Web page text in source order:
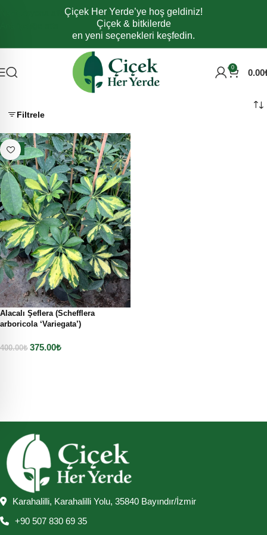
Navigasyona atlaÇiçek Her Yerde’ye hoş geldiniz!
Çiçek & bitkilerde
en yeni seçenekleri keşfedin.
0 0.00
Filtrele
- 6%
Alacalı Şeflera (Schefflera
arboricola ‘Variegata’)
400.00₺ 375.00₺
Karahalilli, Karahalilli Yolu, 35840 Bayındır/İzmir
+90 507 830 69 35